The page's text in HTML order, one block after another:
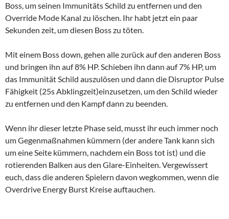
Boss, um seinen Immunitäts Schild zu entfernen und den
Override Mode Kanal zu löschen. Ihr habt jetztein paar
Sekunden zeit, um diesen Boss zu töten.
Mit einem Boss down, gehen alle zurück auf den anderen Boss
und bringen ihn auf 8% HP.Schieben ihn dann auf 7% HP, um
das Immunität Schild auszulösen und dann die Disruptor Pulse
Fähigkeit (25s Abklingzeit)einzusetzen, um den Schild wieder
zu entfernen und den Kampf dann zu beenden.
Wenn ihr dieser letzte Phase seid, musst ihr euch immer noch
um Gegenmaßnahmen kümmern (der andere Tank kann sich
um eine Seite kümmern, nachdem ein Boss tot ist) und die
rotierenden Balken aus den Glare-Einheiten.Vergewissert
euch, dass die anderen Spielern davon wegkommen, wenn die
Overdrive Energy Burst Kreise auftauchen.